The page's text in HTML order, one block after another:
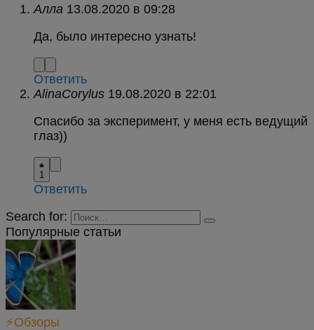
Алла
в
Да, было интересно узнать!
Ответить
AlinaCorylus
в
Спасибо за эксперимент, у меня есть ведущий
глаз))
1
Ответить
Search for:
Популярные статьи
⚡Обзоры